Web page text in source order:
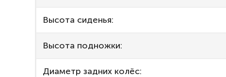
Высота сиденья:
Высота подножки:
Диаметр задних колёс: